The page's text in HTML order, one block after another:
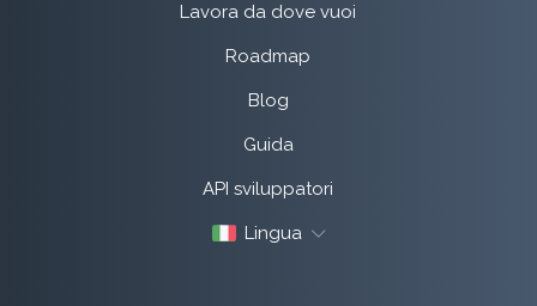
Lavora da dove vuoi
Roadmap
Blog
Guida
API sviluppatori
Lingua